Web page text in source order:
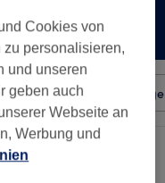
Salons
Cookies von
zu personalisieren,
und unseren
geben auch
Webseite an
Werbung und